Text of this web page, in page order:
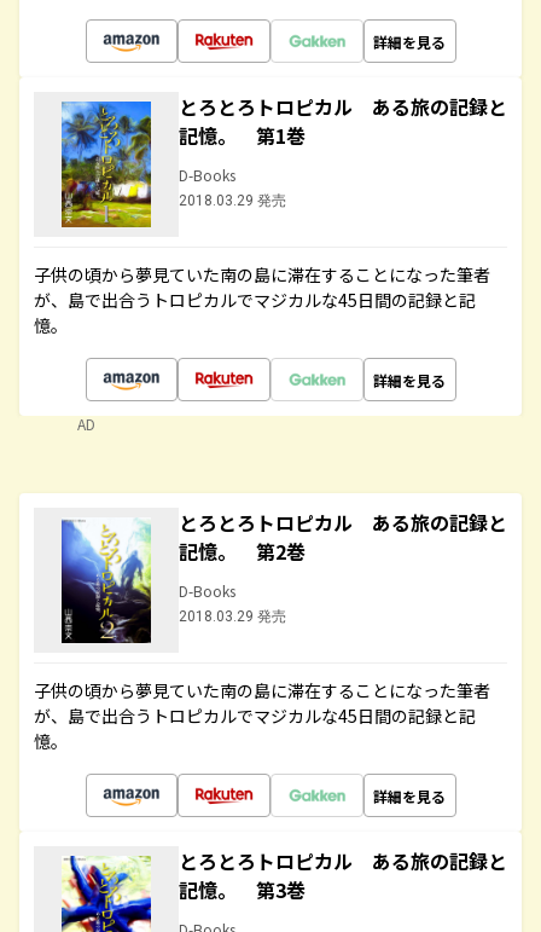
詳細を見る
とろとろトロピカル ある旅の記録と
記憶。 第1巻
D-Books
2018.03.29 発売
子供の頃から夢見ていた南の島に滞在することになった筆者
が、島で出合うトロピカルでマジカルな45日間の記録と記
憶。
詳細を見る
AD
とろとろトロピカル ある旅の記録と
記憶。 第2巻
D-Books
2018.03.29 発売
子供の頃から夢見ていた南の島に滞在することになった筆者
が、島で出合うトロピカルでマジカルな45日間の記録と記
憶。
詳細を見る
とろとろトロピカル ある旅の記録と
記憶。 第3巻